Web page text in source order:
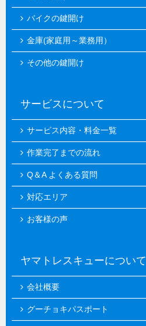
バイクの鍵開け
金庫(家庭用～業務用）
その他の鍵開け
サービスについて
サービス内容・料金一覧
作業完了までの流れ
Q＆A よくある質問
対応エリア
お客様の声
ヤマトレスキューについて
会社概要
グーチョキパスポート